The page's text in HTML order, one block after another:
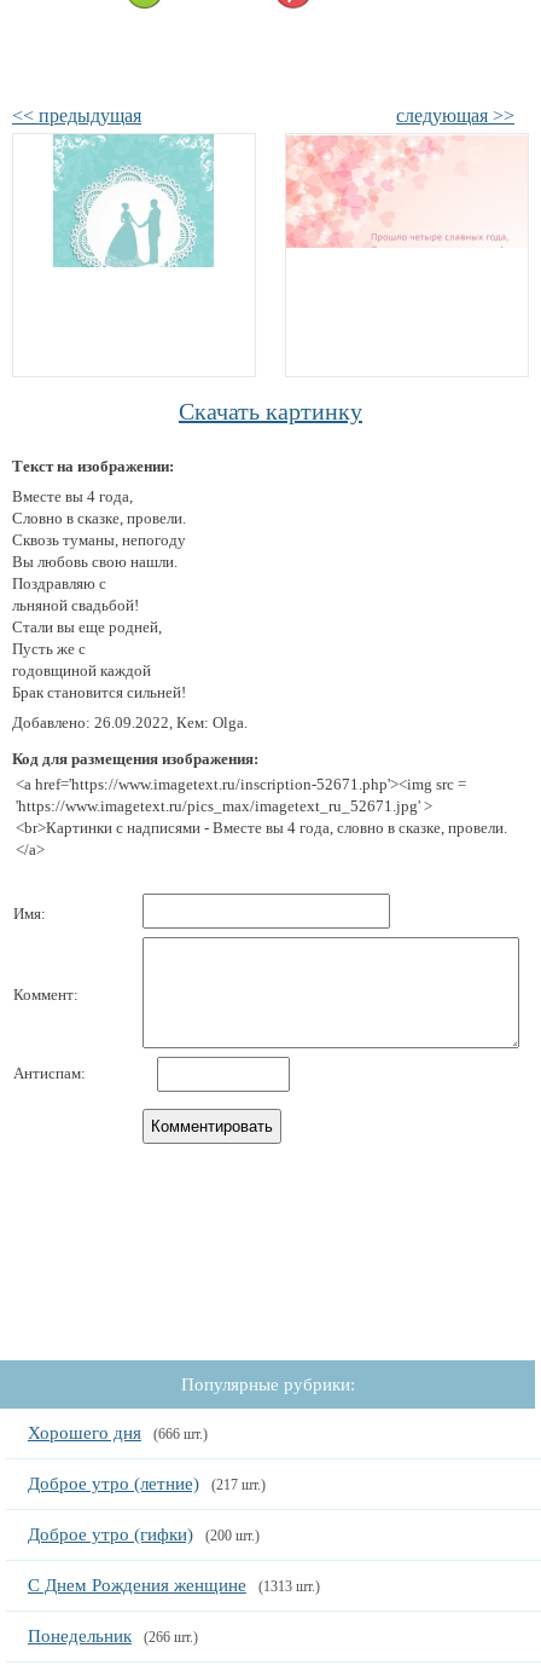
<< предыдущая следующая >>
Скачать картинку
Текст на изображении:
Вместе вы 4 года,
Словно в сказке, провели.
Сквозь туманы, непогоду
Вы любовь свою нашли.
Поздравляю с
льняной свадьбой!
Стали вы еще родней,
Пусть же с
годовщиной каждой
Брак становится сильней!
Добавлено: 26.09.2022, Кем: Olga.
Код для размещения изображения:
<a href='https://www.imagetext.ru/inscription-52671.php'><img src =
'https://www.imagetext.ru/pics_max/imagetext_ru_52671.jpg' >
<br>Картинки с надписями - Вместе вы 4 года, словно в сказке, провели.
</a>
Имя:
Коммент:
Антиспам:
Популярные рубрики:
Хорошего дня (666 шт.)
Доброе утро (летние) (217 шт.)
Доброе утро (гифки) (200 шт.)
С Днем Рождения женщине (1313 шт.)
Понедельник (266 шт.)